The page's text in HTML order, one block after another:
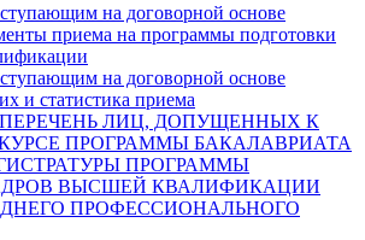
на договорной основе
приема на программы подготовки
на договорной основе
и статистика приема
ЛИЦ, ДОПУЩЕННЫХ К
ПРОГРАММЫ БАКАЛАВРИАТА
ПРОГРАММЫ
ВЫСШЕЙ КВАЛИФИКАЦИИ
ПРОФЕССИОНАЛЬНОГО